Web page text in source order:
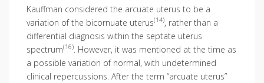
Kauffman considered the arcuate uterus to be a
variation of the bicornuate uterus(14), rather than a
differential diagnosis within the septate uterus
spectrum(16) . However, it was mentioned at the time as
a possible variation of normal, with undetermined
clinical repercussions. After the term “arcuate uterus”